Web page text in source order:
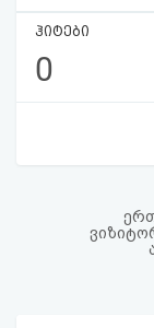
სალიცენზიო
შეთანხმება
ჰიტები
0